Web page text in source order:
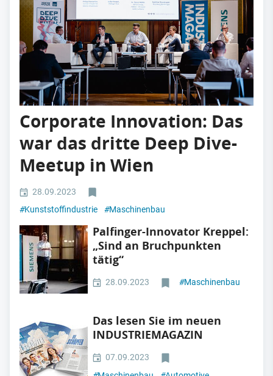
Corporate Innovation: Das
war das dritte Deep Dive-
Meetup in Wien
28.09.2023
#Kunststoffindustrie #Maschinenbau
Palfinger-Innovator Kreppel:
„Sind an Bruchpunkten
tätig“
28.09.2023 #Maschinenbau
Das lesen Sie im neuen
INDUSTRIEMAGAZIN
07.09.2023